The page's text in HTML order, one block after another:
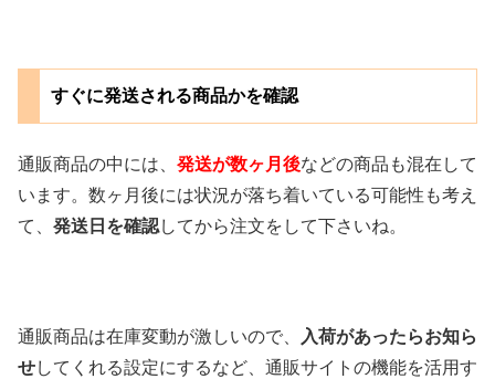
すぐに発送される商品かを確認
通販商品の中には、 発送が数ヶ月後などの商品も混在して
います。数ヶ月後には状況が落ち着いている可能性も考え
て、 発送日を確認してから注文をして下さいね。
通販商品は在庫変動が激しいので、
入荷があったらお知ら
せしてくれる設定にするなど、通販サイトの機能を活用す